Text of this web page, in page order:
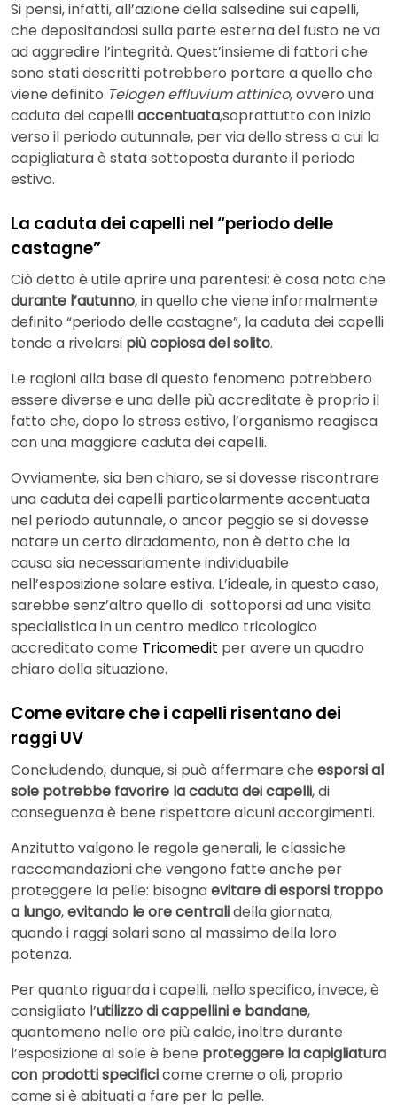
Si pensi, infatti, all’azione della salsedine sui capelli,
che depositandosi sulla parte esterna del fusto ne va
ad aggredire l’integrità. Quest’insieme di fattori che
sono stati descritti potrebbero portare a quello che
viene definito Telogen effluvium attinico, ovvero una
caduta dei capelliaccentuata,soprattutto con inizio
verso il periodo autunnale, per via dello stress a cui la
capigliatura è stata sottoposta durante il periodo
estivo.
La caduta dei capelli nel “periodo delle
castagne”
Ciò detto è utile aprire una parentesi: è cosa nota che
durante l’autunno, in quello che viene informalmente
definito “periodo delle castagne”, la caduta dei capelli
tende a rivelarsi più copiosa del solito.
Le ragioni alla base di questo fenomeno potrebbero
essere diverse e una delle più accreditate è proprio il
fatto che, dopo lo stress estivo, l’organismo reagisca
con una maggiore caduta dei capelli.
Ovviamente, sia ben chiaro, se si dovesse riscontrare
una caduta dei capelli particolarmente accentuata
nel periodo autunnale, o ancor peggio se si dovesse
notare un certo diradamento, non è detto che la
causa sia necessariamente individuabile
nell’esposizione solare estiva. L’ideale, in questo caso,
sarebbe senz’altro quello di sottoporsi ad una visita
specialistica in un centro medico tricologico
accreditato come Tricomedit per avere un quadro
chiaro della situazione.
Come evitare che i capelli risentano dei
raggi UV
Concludendo, dunque, si può affermare che esporsi al
sole potrebbe favorire la caduta dei capelli, di
conseguenza è bene rispettare alcuni accorgimenti.
Anzitutto valgono le regole generali, le classiche
raccomandazioni che vengono fatte anche per
proteggere la pelle: bisognaevitare di esporsi troppo
a lungo,evitando le ore centralidella giornata,
quando i raggi solari sono al massimo della loro
potenza.
Per quanto riguarda i capelli, nello specifico, invece, è
consigliato l’utilizzo di cappellini e bandane,
quantomeno nelle ore più calde, inoltre durante
l’esposizione al sole è bene proteggere la capigliatura
con prodotti specificicome creme o oli, proprio
come si è abituati a fare per la pelle.